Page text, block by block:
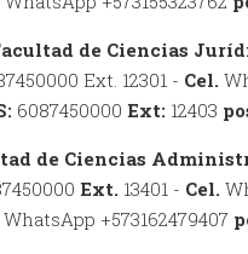
de Ciencias
Ext. 12301 - Cel.
6087450000 Ext: 12403
de Ciencias
Ext. 13401 - Cel.
+573162479407